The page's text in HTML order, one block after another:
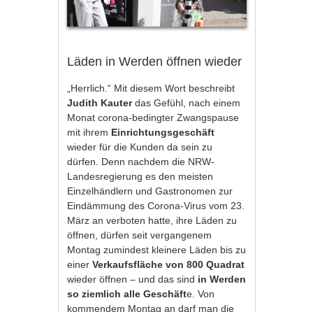
Läden in Werden öffnen wieder
„Herrlich.“ Mit diesem Wort beschreibt
Judith Kauterdas Gefühl, nach einem
Monat corona-bedingter Zwangspause
mit ihrem Einrichtungsgeschäft
wieder für die Kunden da sein zu
dürfen. Denn nachdem die NRW-
Landesregierung es den meisten
Einzelhändlern und Gastronomen zur
Eindämmung des Corona-Virus vom 23.
März an verboten hatte, ihre Läden zu
öffnen, dürfen seit vergangenem
Montag zumindest kleinere Läden bis zu
einerVerkaufsfläche von 800 Quadrat
wieder öffnen – und das sind in Werden
so ziemlich alle Geschäfte. Von
kommendem Montag an darf man die